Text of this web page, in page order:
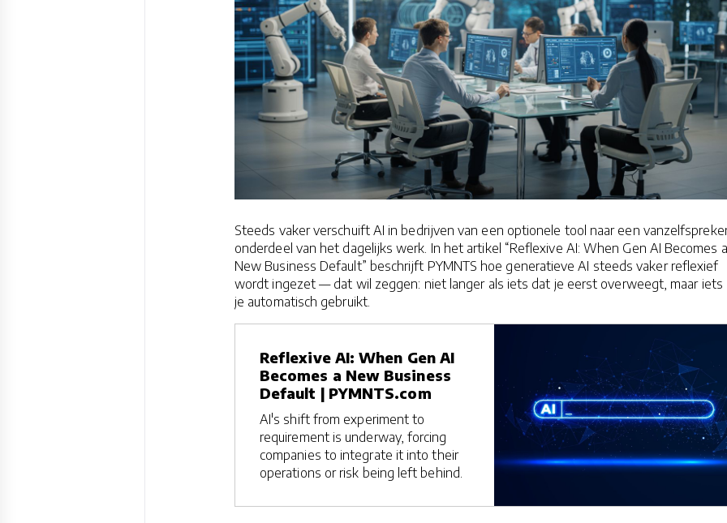
Steeds vaker verschuift AI in bedrijven van een optionele tool naar een
onderdeel van het dagelijks werk. In het artikel “Reflexive AI: When Gen AI Becomes a
New Business Default” beschrijft PYMNTS hoe generatieve AI steeds vaker reflexief
wordt ingezet — dat wil zeggen: niet langer als iets dat je eerst overweegt, maar iets
je automatisch gebruikt.
Reflexive AI: When Gen AI
Becomes a New Business
Default | PYMNTS.com
AI's shift from experiment to
requirement is underway, forcing
companies to integrate it into their
operations or risk being left behind.